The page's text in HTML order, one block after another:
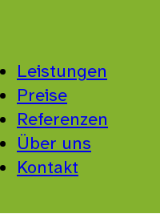
Leistungen
Preise
Referenzen
Über uns
Kontakt